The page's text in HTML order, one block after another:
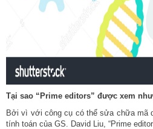
Tại sao “Prime editors” được xem
Bởi vì với công cụ có thể sửa chữa mã
tính toán của GS. David Liu, “Prime